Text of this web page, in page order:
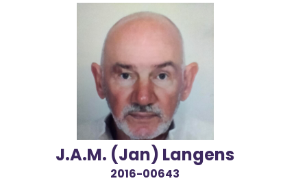
J.A.M. (Jan) Langens
2016-00643